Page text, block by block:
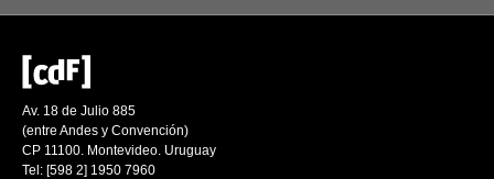
Av. 18 de Julio 885
(entre Andes y Convención)
CP 11100. Montevideo. Uruguay
Tel: [598 2] 1950 7960